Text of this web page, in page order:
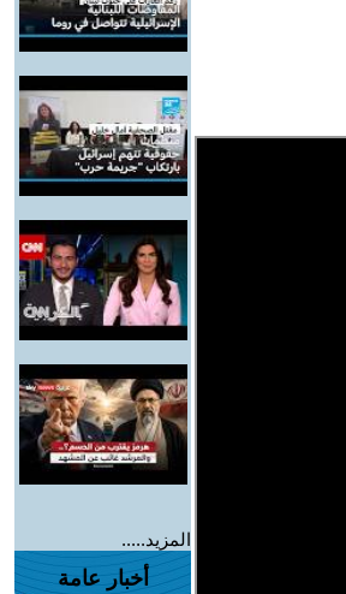
المزيد.....
أخبار عامة